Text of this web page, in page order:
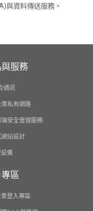
與資料傳送服務。
服務
通訊
業私有網路
端安全管理服務
網站設計
備
區
業登入專區